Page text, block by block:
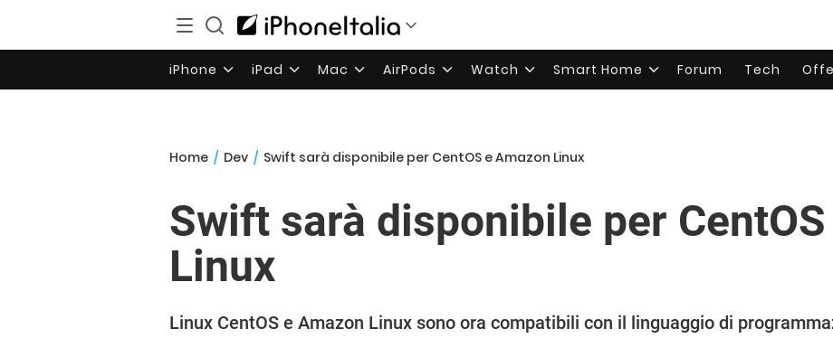
iPhone iPad Mac AirPods Watch Smart Home Forum Tech
Home / Dev / Swift sarà disponibile per CentOS e Amazon Linux
Swift sarà disponibile per
Linux
Linux CentOS e Amazon Linux sono ora compatibili con il linguaggio di